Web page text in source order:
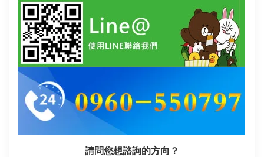
請問您想諮詢的方向？